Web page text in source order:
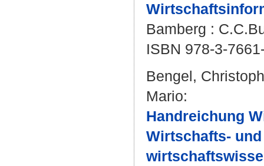
Bamberg :
ISBN 978-3-
Bengel, Christoph
Mario:
Handreichung
Wirtschafts-